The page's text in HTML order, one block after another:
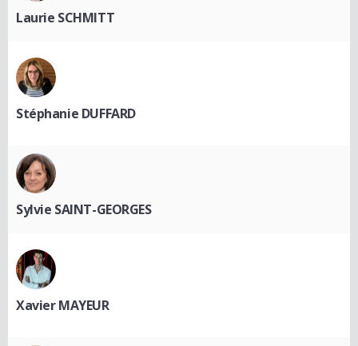
Laurie SCHMITT
Stéphanie DUFFARD
Sylvie SAINT-GEORGES
Xavier MAYEUR